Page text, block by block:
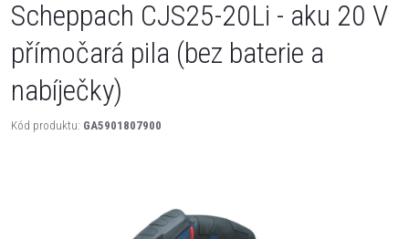
Scheppach CJS25-20Li - aku 20 V
přímočará pila (bez baterie a
nabíječky)
Kód produktu: GA5901807900